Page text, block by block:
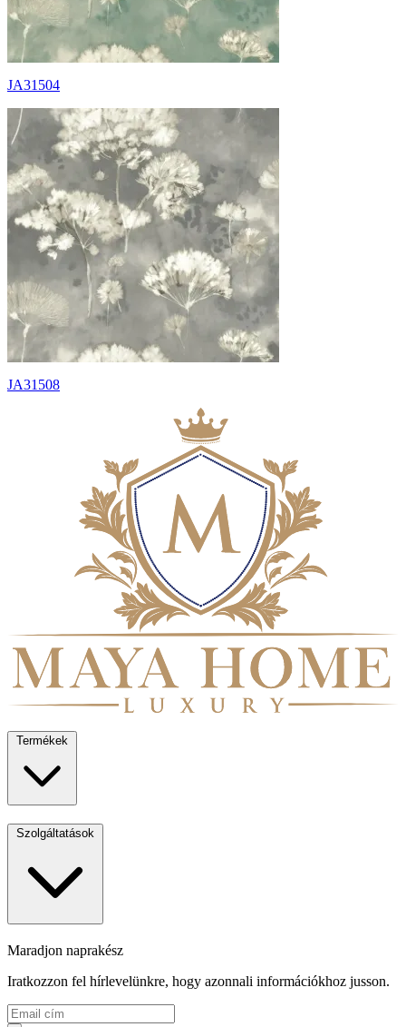
JA31504
JA31508
Termékek
Szolgáltatások
Maradjon naprakész
Iratkozzon fel hírlevelünkre, hogy azonnali információkhoz jusson.